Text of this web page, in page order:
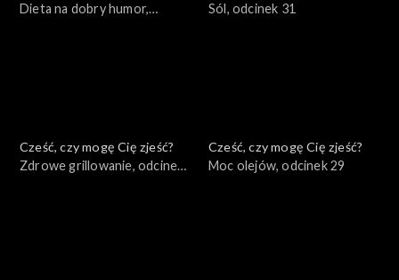
Dieta na dobry humor,
Sól, odcinek 31
Cześć, czy mogę Cię zjeść?
Zdrowe grillowanie, odcinek
Cześć, czy mogę Cię zjeść?
Moc olejów, odcinek 29